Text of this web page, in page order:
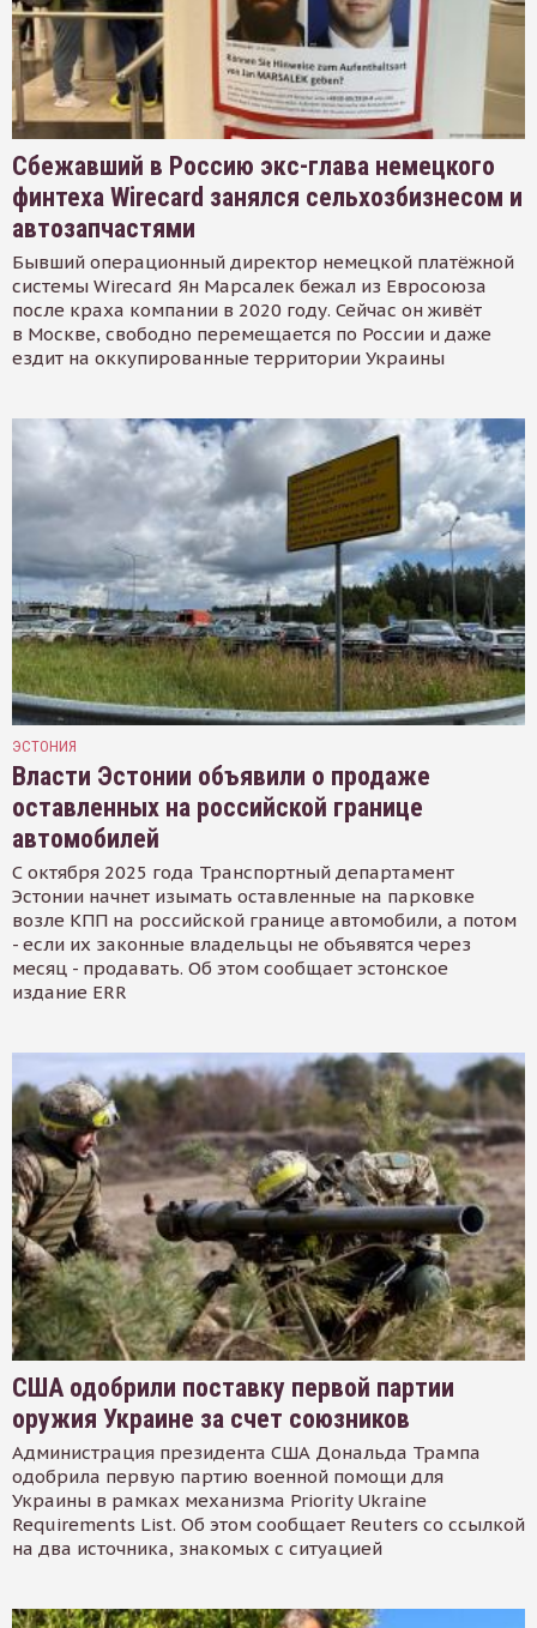
Сбежавший в Россию экс-глава немецкого
финтеха Wirecard занялся сельхозбизнесом и
автозапчастями
Бывший операционный директор немецкой платёжной
системы Wirecard Ян Марсалек бежал из Евросоюза
после краха компании в 2020 году. Сейчас он живёт
в Москве, свободно перемещается по России и даже
ездит на оккупированные территории Украины
ЭСТОНИЯ
Власти Эстонии объявили о продаже
оставленных на российской границе
автомобилей
С октября 2025 года Транспортный департамент
Эстонии начнет изымать оставленные на парковке
возле КПП на российской границе автомобили, а потом
- если их законные владельцы не объявятся через
месяц - продавать. Об этом сообщает эстонское
издание ERR
США одобрили поставку первой партии
оружия Украине за счет союзников
Администрация президента США Дональда Трампа
одобрила первую партию военной помощи для
Украины в рамках механизма Priority Ukraine
Requirements List. Об этом сообщает Reuters со ссылкой
на два источника, знакомых с ситуацией